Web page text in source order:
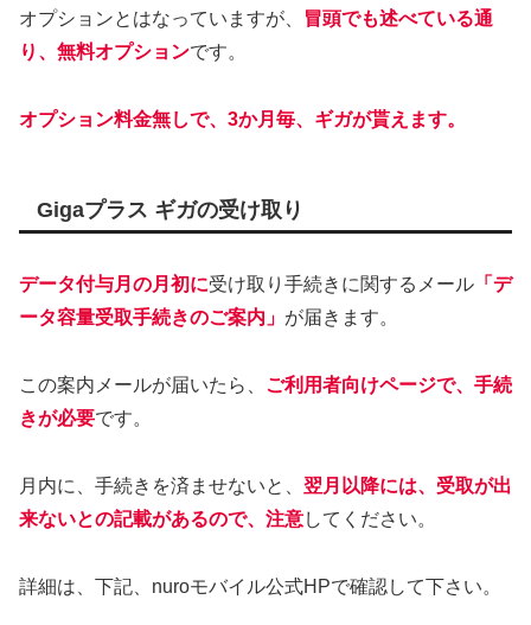
オプションとはなっていますが、
冒頭でも述べている通
り、無料オプションです。
オプション料金無しで、3か月毎、ギガが貰えます。
Gigaプラス ギガの受け取り
データ付与月の月初に受け取り手続きに関するメール 「デ
ータ容量受取手続きのご案内」 が届きます。
この案内メールが届いたら、 ご利用者向けページで、手続
きが必要です。
月内に、手続きを済ませないと、 翌月以降には、受取が出
来ないとの記載があるので、注意してください。
詳細は、下記、nuroモバイル公式HPで確認して下さい。